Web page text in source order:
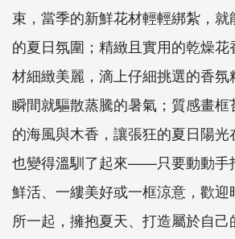
束，當季的新鮮花材輕輕綁紮，
的夏日氛圍；精緻且實用的乾燥
材細緻美麗，滴上仔細挑選的香
瞬間就驅散蒸騰的暑氣；質感畫
的海風與木香，讓張狂的夏日陽
也變得溫馴了起來——只要動動手
鮮活、一縷美好或一框涼意，歡
所一起，擁抱夏天、打造屬於自己